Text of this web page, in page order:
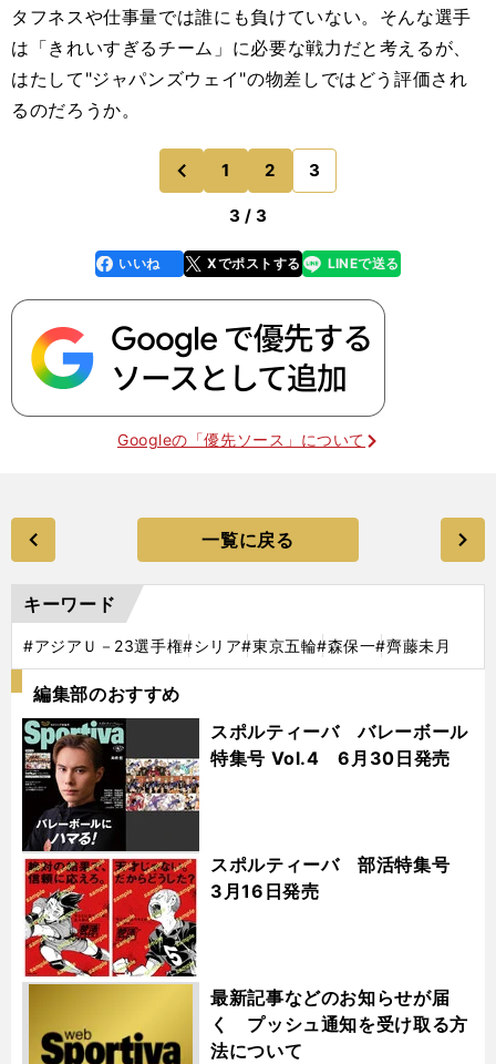
タフネスや仕事量では誰にも負けていない。そんな選手
は「きれいすぎるチーム」に必要な戦力だと考えるが、
はたして"ジャパンズウェイ"の物差しではどう評価され
るのだろうか。
前
のページへ
1 2 3
3 / 3
faceboo
k
いいね Xでポストする
line LINEで送る
Googleの「優先ソース」について
一覧に戻る
キーワード
#アジアＵ－23選手権#シリア#東京五輪#森保一#齊藤未月
編集部のおすすめ
スポルティーバ バレーボール
特集号 Vol.4 6月30日発売
スポルティーバ 部活特集号
3月16日発売
最新記事などのお知らせが届
く プッシュ通知を受け取る方
法について